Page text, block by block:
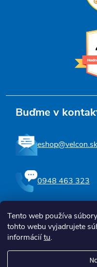
Tento web používa
tohto webu vyjadrujete
informáciítu.
Buďme v
eshop@velcon.sk
0948 463 323
Sledujte nás na